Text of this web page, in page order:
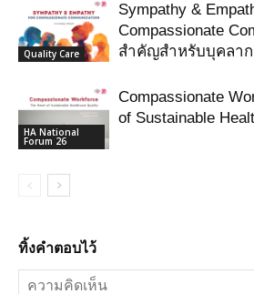
Quality Care
Sympathy &
Compassionate
สำคัญสำหรับบุคลา
HA National
Forum 26
Compassionate
of Sustainable
ทิ้งคำตอบไว้